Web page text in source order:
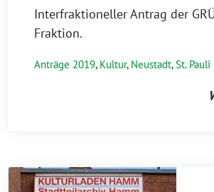
Interfraktioneller Antrag der
Fraktion.
Anträge 2019, Kultur, Neustadt,St. Pauli